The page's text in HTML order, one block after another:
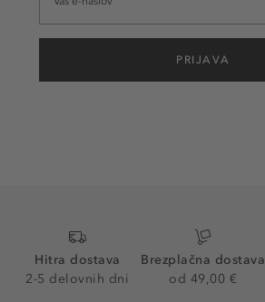
PRIJAVA
Hitra dostava
2-5 delovnih dni
Brezplačna dostava
od 49,00 €